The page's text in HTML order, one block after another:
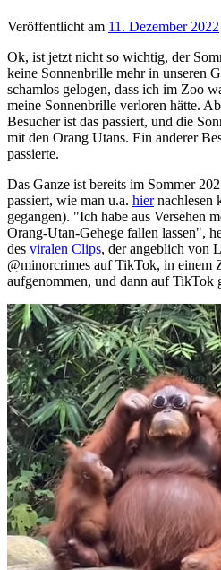
Veröffentlicht am 11. Dezember 2022
Ok, ist jetzt nicht so wichtig, der
keine Sonnenbrille mehr in unseren
schamlos gelogen, dass ich im Zoo
meine Sonnenbrille verloren hätte.
Besucher ist das passiert, und die
mit den Orang Utans. Ein anderer
passierte.
Das Ganze ist bereits im Sommer
passiert, wie man u.a. hiernachlesen
gegangen). "Ich habe aus Versehen
Orang-Utan-Gehege fallen lassen",
des viralen Clips, der angeblich von
@minorcrimes auf TikTok, in einem
aufgenommen, und dann auf TikTok